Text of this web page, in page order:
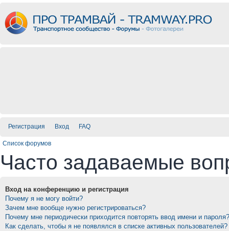
Регистрация Вход FAQ
Список форумов
Часто задаваемые
Вход на конференцию и регистрация
Почему я не могу войти?
Зачем мне вообще нужно регистрироваться?
Почему мне периодически приходится повторять ввод имени и пароля?
Как сделать, чтобы я не появлялся в списке активных пользователей?